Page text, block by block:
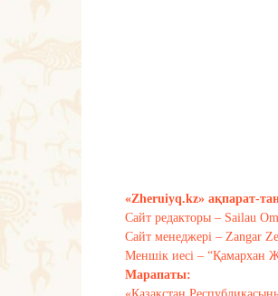
«Zheruiyq.kz» ақпарат-
Сайт редакторы – Sailau
Сайт менеджері – Zangar
Меншік иесі – “Қамархан
Марапаты: